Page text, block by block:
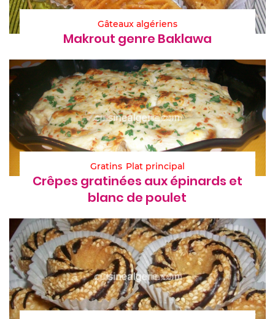
Gâteaux algériens
Makrout genre Baklawa
Gratins Plat principal
Crêpes gratinées aux épinards et
blanc de poulet